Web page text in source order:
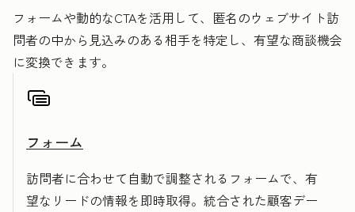
フォームや動的なCTAを活用して、匿名のウェブサイト訪
問者の中から見込みのある相手を特定し、有望な商談機会
に変換できます。
フォーム
訪問者に合わせて自動で調整されるフォームで、有
望なリードの情報を即時取得。統合された顧客デー